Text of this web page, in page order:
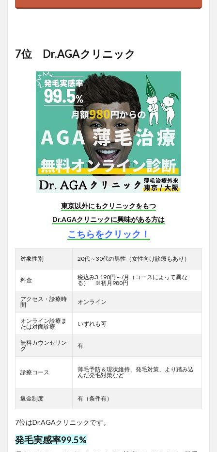
7位 Dr.AGAクリニック
東京以外にもクリニックをもつ
Dr.AGAクリニックに興味がある方は
こちらをクリック！
対象性別 20代～30代の男性（女性向け診療もあり）
料金
税込み3,190円～/月（コースによって異な
る） ※初月980円
アクセス・診療時
間
オンライン
オンライン診療ま
たは対面診療
いずれも可
無料カウンセリン
グ
有
診療コース
薄毛予防＆現状維持、発毛対策、より踏み込
んだ発毛対策など
返金制度 有（条件有）
7位はDr.AGAクリニックです。
発毛実感率99.5%